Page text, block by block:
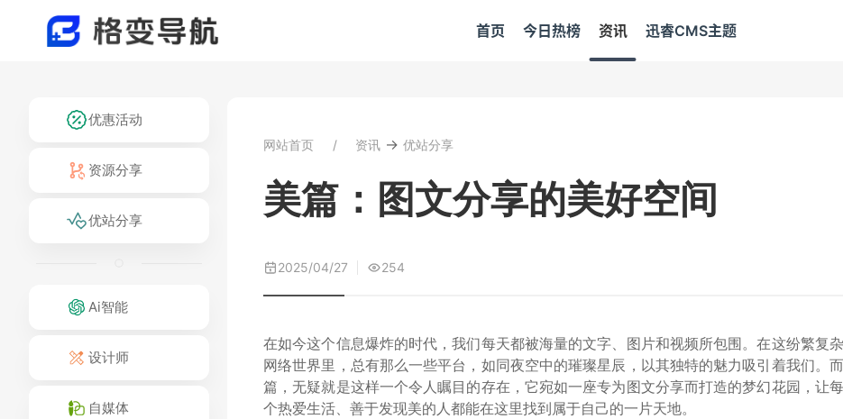
首页 今日热榜 资讯 迅睿CMS主题
优惠活动
资源分享
优站分享
Ai智能
设计师
自媒体
网站首页 资讯 → 优站分享
美篇：图文分享的美好空间
2025/04/27 254
在如今这个信息爆炸的时代，我们每天都被海量的文字、图片和视频所包围。在这纷繁复
网络世界里，总有那么一些平台，如同夜空中的璀璨星辰，以其独特的魅力吸引着我们。
篇，无疑就是这样一个令人瞩目的存在，它宛如一座专为图文分享而打造的梦幻花园，让
个热爱生活、善于发现美的人都能在这里找到属于自己的一片天地。